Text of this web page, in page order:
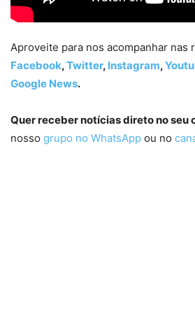
Aproveite para nos acompanhar nas
Facebook,Twitter, Instagram,
Google News.
Quer receber notícias direto no seu
nosso grupo no WhatsApp ou no